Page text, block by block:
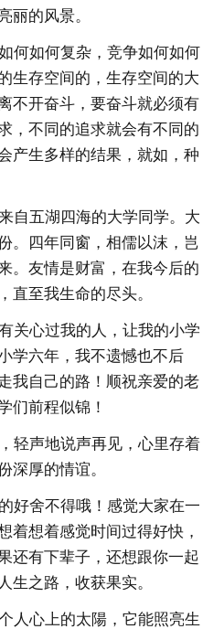
丽的风景。
何如何复杂，竞争如何如何
生存空间的，生存空间的大
不开奋斗，要奋斗就必须有
，不同的追求就会有不同的
产生多样的结果，就如，种
自五湖四海的大学同学。大
。四年同窗，相儒以沫，岂
。友情是财富，在我今后的
直至我生命的尽头。
关心过我的人，让我的小学
学六年，我不遗憾也不后
我自己的路！顺祝亲爱的老
们前程似锦！
轻声地说声再见，心里存着
深厚的情谊。
好舍不得哦！感觉大家在一
着想着感觉时间过得好快，
还有下辈子，还想跟你一起
生之路，收获果实。
人心上的太陽，它能照亮生